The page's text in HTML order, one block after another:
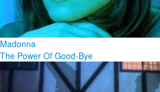
Madonna
The Power Of Good-Bye